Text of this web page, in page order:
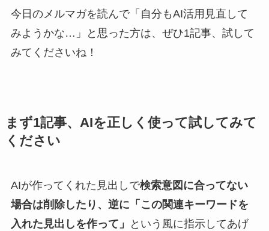
今日のメルマガを読んで「自分もAI活用見直して
みようかな…」と思った方は、ぜひ1記事、試して
みてくださいね！
まず1記事、AIを正しく使って試してみて
ください
AIが作ってくれた見出しで検索意図に合ってない
場合は削除したり、逆に「この関連キーワードを
入れた見出しを作って」
という風に指示してあげ